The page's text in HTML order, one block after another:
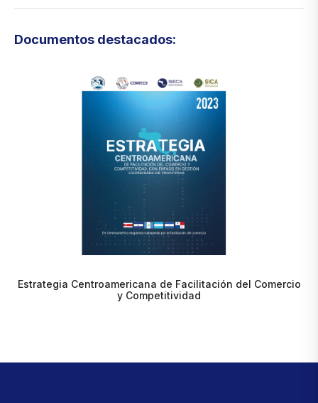
Documentos destacados:
Estrategia Centroamericana de Facilitación del Comercio
y Competitividad